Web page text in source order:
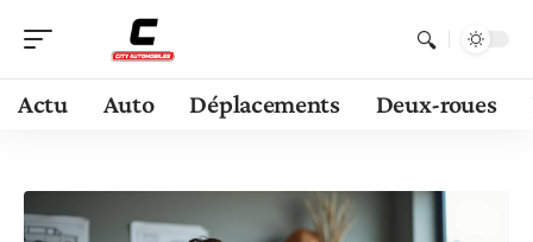
Actu Auto Déplacements Deux-roues